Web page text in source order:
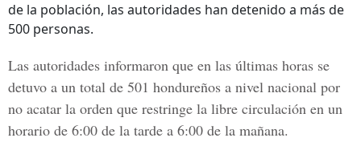
de la población, las autoridades han detenido a más de
500 personas.
Las autoridades informaron que en las últimas horas se
detuvo a un total de 501 hondureños a nivel nacional por
no acatar la orden que restringe la libre circulación en un
horario de 6:00 de la tarde a 6:00 de la mañana.